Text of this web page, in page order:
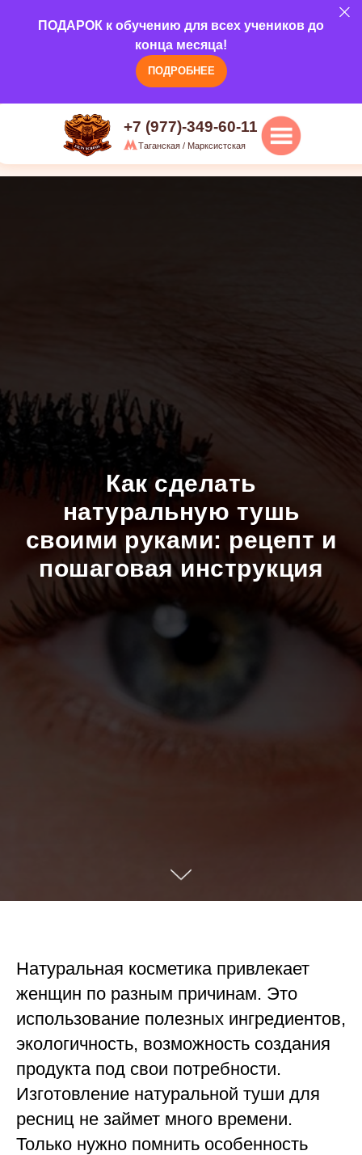
ПОДАРОК к обучению для всех учеников до
конца месяца!
ПОДРОБНЕЕ
Таганская / Марксистская
г.Москва, ул. Марксистская, д 20/1,Наши курсы
+7 (977)-349-60-11
Как сделать
натуральную тушь
своими руками: рецепт и
пошаговая инструкция
Натуральная косметика привлекает
женщин по разным причинам. Это
использование полезных ингредиентов,
экологичность, возможность создания
продукта под свои потребности.
Изготовление натуральной туши для
ресниц не займет много времени.
Только нужно помнить особенность